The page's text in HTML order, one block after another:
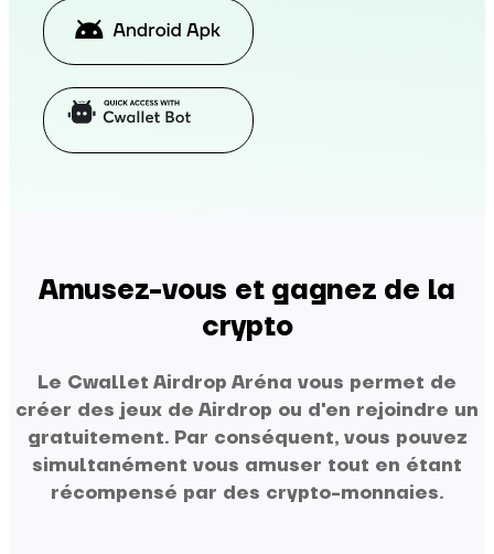
Amusez-vous et gagnez de la
crypto
Le Cwallet Airdrop Aréna vous permet de
créer des jeux de Airdrop ou d'en rejoindre un
gratuitement. Par conséquent, vous pouvez
simultanément vous amuser tout en étant
récompensé par des crypto-monnaies.